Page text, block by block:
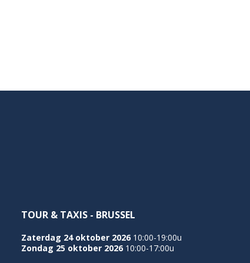
TOUR & TAXIS - BRUSSEL
Zaterdag 24 oktober 2026 10:00-19:00u
Zondag 25 oktober 2026 10:00-17:00u